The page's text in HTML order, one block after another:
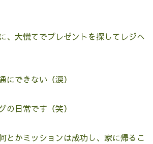
、大慌てでプレゼントを探してレジへ
にできない（涙）
の日常です（笑）
とかミッションは成功し、家に帰るこ